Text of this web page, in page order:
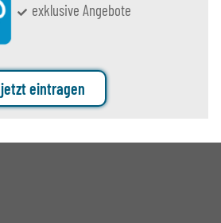
exklusive Angebote
jetzt eintragen